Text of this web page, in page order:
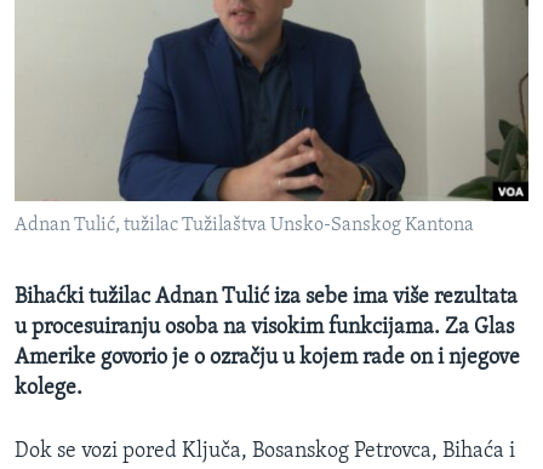
O GLASU AMERIKE
Learning English
PRATITE NAS
Jezici
Adnan Tulić, tužilac Tužilaštva Unsko-Sanskog Kantona
Bihaćki tužilac Adnan Tulić iza sebe ima više rezultata
u procesuiranju osoba na visokim funkcijama. Za Glas
Amerike govorio je o ozračju u kojem rade on i njegove
kolege.
Dok se vozi pored Ključa, Bosanskog Petrovca, Bihaća i